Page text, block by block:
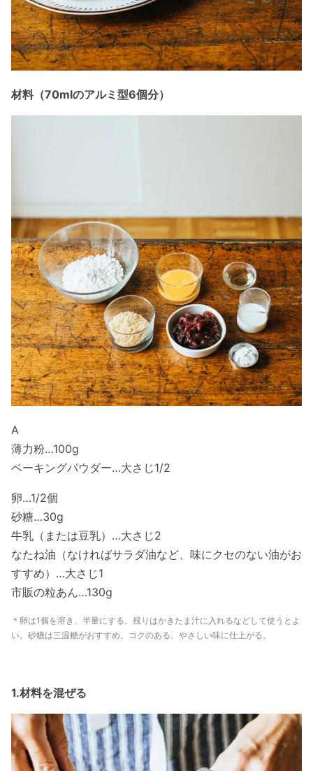
材料（70mlのアルミ型6個分）
A
薄力粉…100g
ベーキングパウダー…大さじ1/2
卵…1/2個
砂糖…30g
牛乳（または豆乳）…大さじ2
なたね油（なければサラダ油など、味にクセのない油がお
すすめ）…大さじ1
市販の粒あん…130g
＊卵は1個を溶き、半量にする。残りはかきたま汁に入れるなどして使うとよ
い。砂糖は三温糖がおすすめ。コクのある、やさしい味に仕上がる。
1.材料を混ぜる